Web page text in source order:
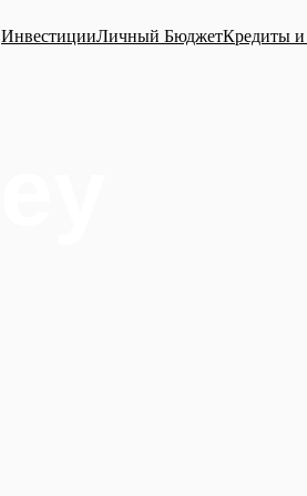
ИнвестицииЛичный БюджетКредиты